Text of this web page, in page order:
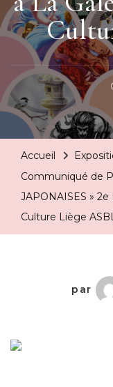
Accueil
Communiqué de
JAPONAISES »
Culture Liège
par